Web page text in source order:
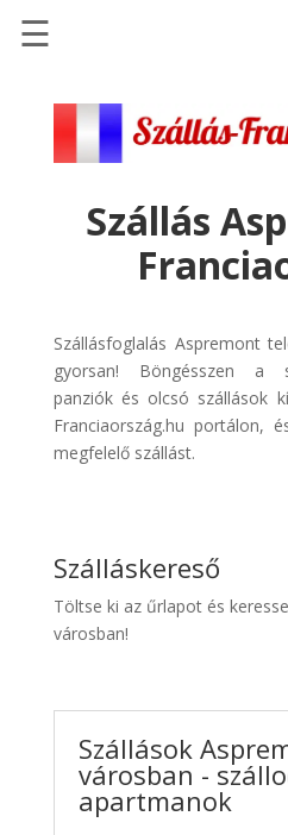
Szállások
Repülőjegy
pénzvisszatérítéssel
Discover
Cars
Transzfer
☰
Szállás
Szállásfoglalás Aspremont
gyorsan! Böngésszen a
panziók és olcsó szállások
Franciaország.hu portálon,
megfelelő szállást.
Szálláskereső
Töltse ki az űrlapot és
városban!
Szállások
városban -
apartmanok